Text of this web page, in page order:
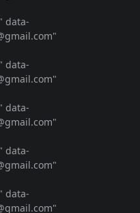
" data-
"
" data-
"
" data-
"
" data-
"
" data-
"